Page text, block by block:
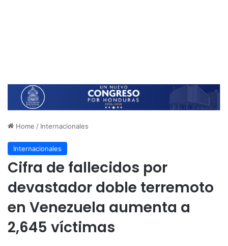
Home / Internacionales
Internacionales
Cifra de fallecidos por
devastador doble terremoto
en Venezuela aumenta a
2,645 víctimas